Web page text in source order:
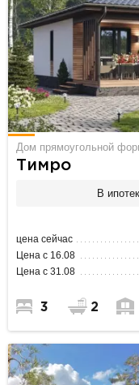
Дом прямоугольной
Тимро
В
цена сейчас
Цена с 16.08
Цена с 31.08
3 2